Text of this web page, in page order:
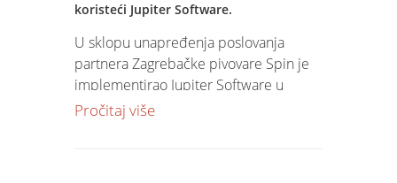
koristeći Jupiter Software.
U sklopu unapređenja poslovanja
partnera Zagrebačke pivovare Spin je
implementirao Jupiter Software u
poslovanje tvrtke Halajko commerce.
Pročitaj više